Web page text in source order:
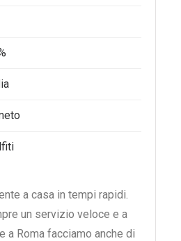
a casa in tempi rapidi.
un servizio veloce e a
a Roma facciamo anche di